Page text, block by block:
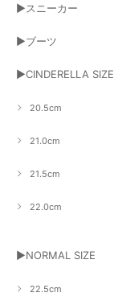
▶スニーカー
▶ブーツ
▶CINDERELLA SIZE
20.5cm
21.0cm
21.5cm
22.0cm
▶NORMAL SIZE
22.5cm